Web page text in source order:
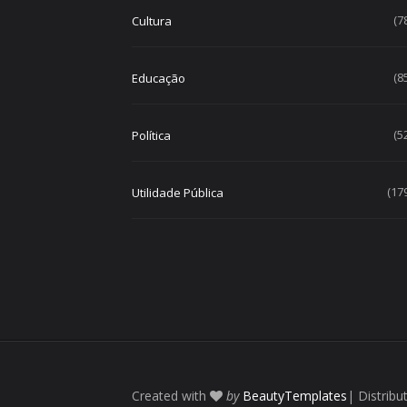
Cultura
Educação
Política
Utilidade Pública
Created with by BeautyTemplates |